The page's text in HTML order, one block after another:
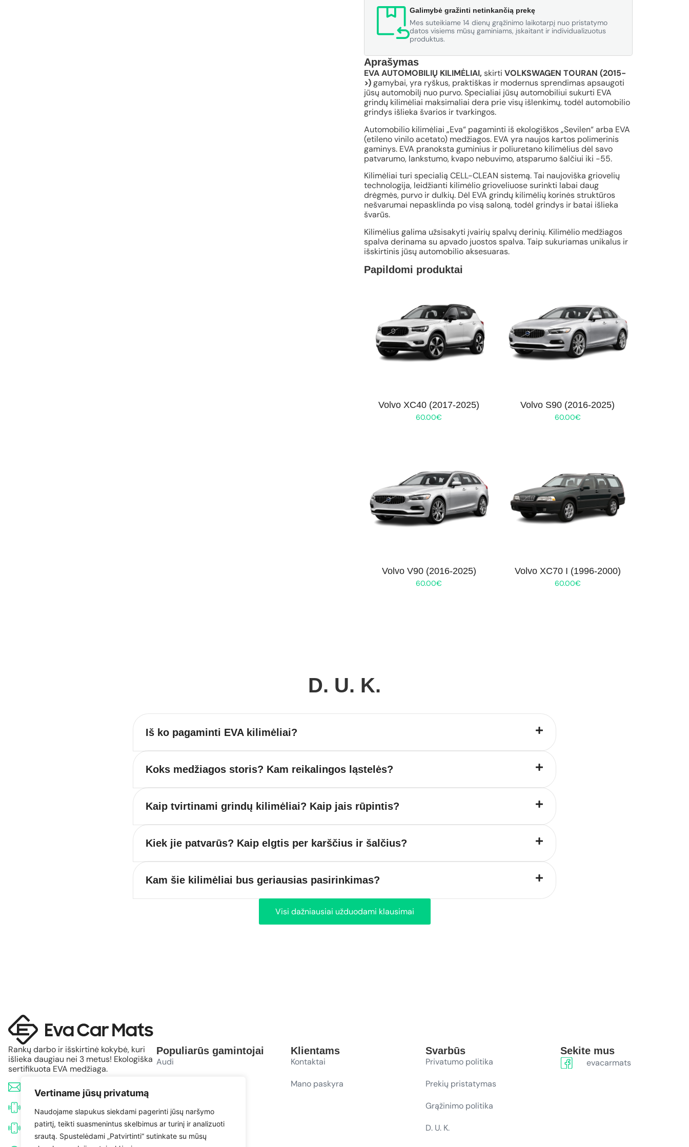
Vertiname jūsų privatumą
Naudojame slapukus siekdami pagerinti jūsų naršymo
patirtį, teikti suasmenintus skelbimus ar turinį ir analizuoti
srautą. Spustelėdami „Patvirtinti“ sutinkate su mūsų
Galimybė gražinti netinkančią prekę
Mes suteikiame 14 dienų grąžinimo laikotarpį nuo pristatymo
datos visiems mūsų gaminiams, įskaitant ir individualizuotus
produktus.
Aprašymas
EVA AUTOMOBILIŲ KILIMĖLIAI, skirti VOLKSWAGEN TOURAN (2015-
>)gamybai, yra ryškus, praktiškas ir modernus sprendimas apsaugoti
jūsų automobilį nuo purvo. Specialiai jūsų automobiliui sukurti EVA
grindų kilimėliai maksimaliai dera prie visų išlenkimų, todėl automobilio
grindys išlieka švarios ir tvarkingos.
Automobilio kilimėliai „Eva“ pagaminti iš ekologiškos „Sevilen“ arba EVA
(etileno vinilo acetato) medžiagos. EVA yra naujos kartos polimerinis
gaminys. EVA pranoksta guminius ir poliuretano kilimėlius dėl savo
patvarumo, lankstumo, kvapo nebuvimo, atsparumo šalčiui iki -55.
Kilimėliai turi specialią CELL-CLEAN sistemą. Tai naujoviška griovelių
technologija, leidžianti kilimėlio grioveliuose surinkti labai daug
drėgmės, purvo ir dulkių. Dėl EVA grindų kilimėlių korinės struktūros
nešvarumai nepasklinda po visą saloną, todėl grindys ir batai išlieka
švarūs.
Kilimėlius galima užsisakyti įvairių spalvų derinių. Kilimėlio medžiagos
spalva derinama su apvado juostos spalva. Taip sukuriamas unikalus ir
išskirtinis jūsų automobilio aksesuaras.
Papildomi produktai
Volvo XC40 (2017-2025)
60.00€
Volvo S90 (2016-2025)
60.00€
Volvo V90 (2016-2025)
60.00€
Volvo XC70 I (1996-2000)
60.00€
D. U. K.
Iš ko pagaminti EVA kilimėliai?
Koks medžiagos storis? Kam reikalingos ląstelės?
Kaip tvirtinami grindų kilimėliai? Kaip jais rūpintis?
Kiek jie patvarūs? Kaip elgtis per karščius ir šalčius?
Kam šie kilimėliai bus geriausias pasirinkimas?
Visi dažniausiai užduodami klausimai
Rankų darbo ir išskirtinė kokybė, kuri
išlieka daugiau nei 3 metus! Ekologiška
sertifikuota EVA medžiaga.
info@evacarmats.com
+370 633 71191
+370 638 52691
Populiarūs gamintojai
Audi
Volkswagen
Klientams
Kontaktai
Mano paskyra
Svarbūs
Privatumo politika
Prekių pristatymas
Grąžinimo politika
D. U. K.
Sekite mus
evacarmats